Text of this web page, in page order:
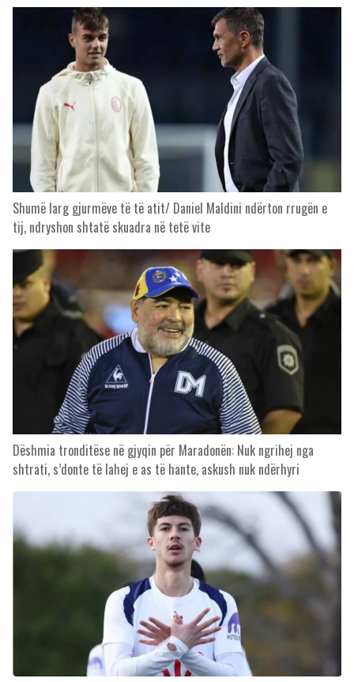
Shumë larg gjurmëve të të atit/ Daniel Maldini ndërton rrugën e
tij, ndryshon shtatë skuadra në tetë vite
Dëshmia tronditëse në gjyqin për Maradonën: Nuk ngrihej nga
shtrati, s’donte të lahej e as të hante, askush nuk ndërhyri